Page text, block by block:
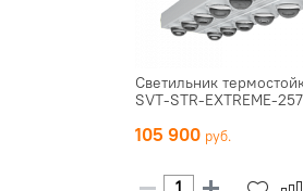
Светильник
SVT-STR-EXTREME-
105 900